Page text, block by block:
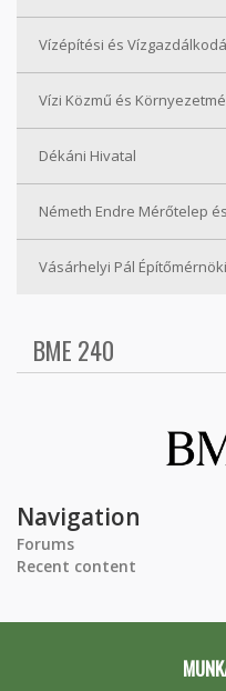
Vízépítési és
Vízi Közmű és
Dékáni Hivatal
Németh Endre Mérőtelep
Vásárhelyi Pál
BME 240
Navigation
Forums
Recent content